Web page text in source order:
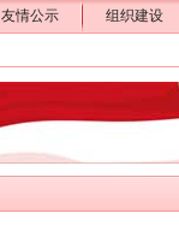
友情公示 组织建设